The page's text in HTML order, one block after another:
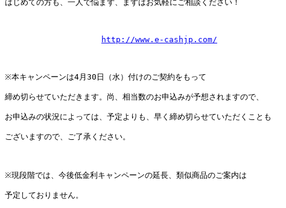
はじめての方も、一人で悩まず、まずはお気軽にご相談ください！
http://www.e-cashjp.com/
※本キャンペーンは4月30日（水）付けのご契約をもって
締め切らせていただきます。尚、相当数のお申込みが予想されますので、
お申込みの状況によっては、予定よりも、早く締め切らせていただくことも
ございますので、ご了承ください。
※現段階では、今後低金利キャンペーンの延長、類似商品のご案内は
予定しておりません。